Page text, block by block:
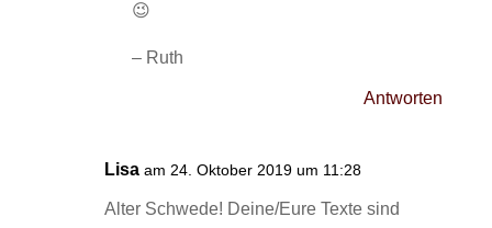
😉
– Ruth
Antworten
Lisa am 24. Oktober 2019 um 11:28
Alter Schwede! Deine/Eure Texte sind